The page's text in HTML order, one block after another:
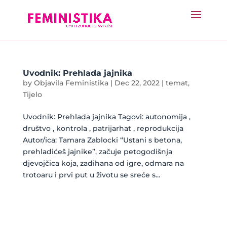
Uvodnik: Prehlada jajnika
by Objavila Feministika| Dec 22, 2022| temat,
Tijelo
Uvodnik: Prehlada jajnika Tagovi: autonomija ,
društvo , kontrola , patrijarhat , reprodukcija
Autor/ica: Tamara Zablocki “Ustani s betona,
prehladićeš jajnike”, začuje petogodišnja
djevojčica koja, zadihana od igre, odmara na
trotoaru i prvi put u životu se sreće s...